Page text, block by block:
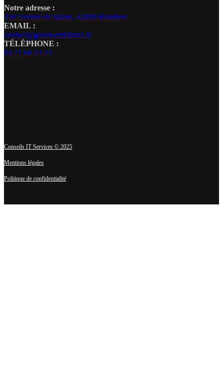
Notre adresse :
430 Avenue de Bazac, 43800 Beaulieu
EMAIL :
contact@granit-emblavez.fr
TÉLÉPHONE :
04 71 08 13 13
Conseils IT Services © 2025
Mentions légales
Politique de confidentialité